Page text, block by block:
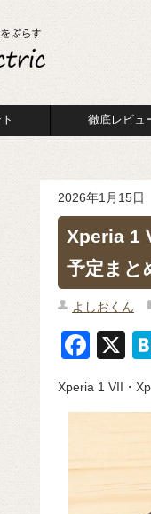
徹底レビュ
2026年1月15日
Xperia 1
予定まと
よしおくん
F
c
b
o
X
Xperia 1 VII・